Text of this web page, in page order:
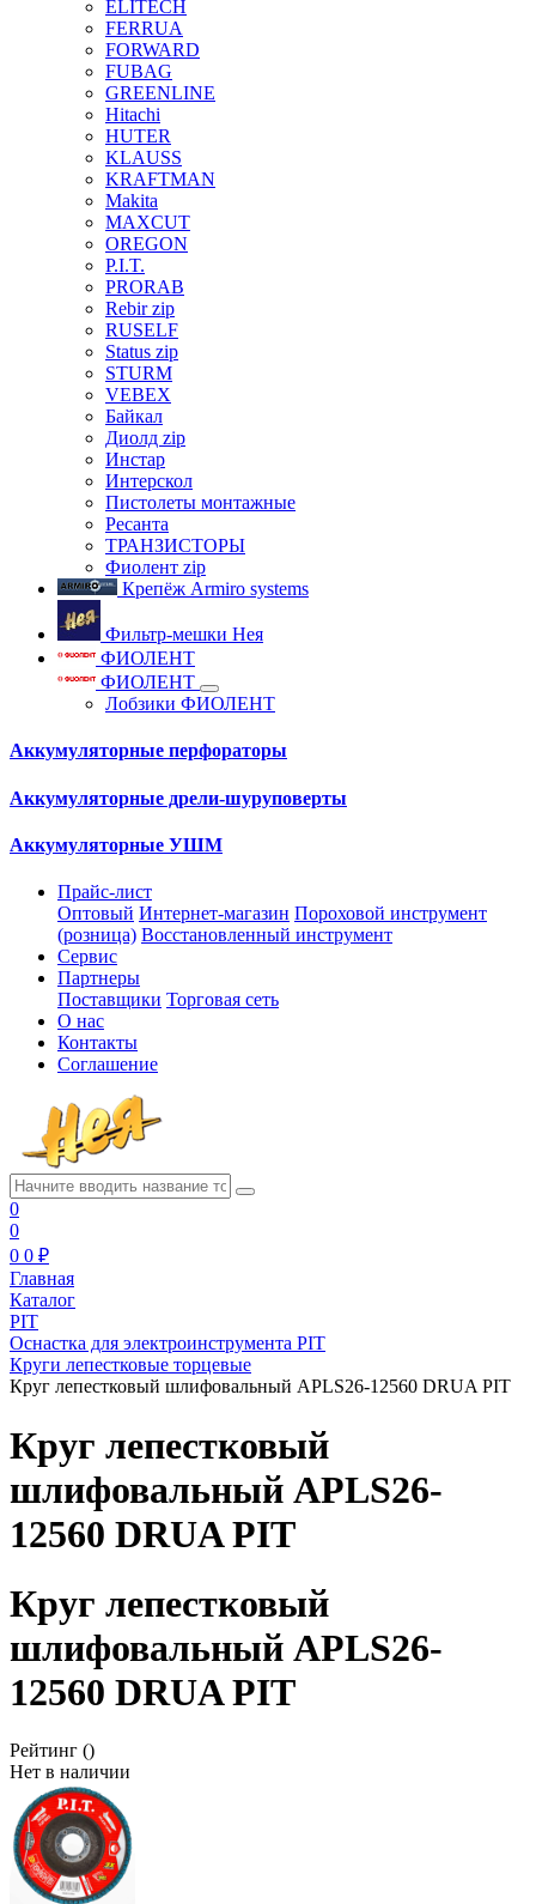
ELITECH
FERRUA
FORWARD
FUBAG
GREENLINE
Hitachi
HUTER
KLAUSS
KRAFTMAN
Makita
MAXCUT
OREGON
P.I.T.
PRORAB
Rebir zip
RUSELF
Status zip
STURM
VEBEX
Байкал
Диолд zip
Инстар
Интерскол
Пистолеты монтажные
Ресанта
ТРАНЗИСТОРЫ
Фиолент zip
Крепёж Armiro systems
Фильтр-мешки Нея
ФИОЛЕНТ
ФИОЛЕНТ
Лобзики ФИОЛЕНТ
Аккумуляторные перфораторы
Аккумуляторные дрели-шуруповерты
Аккумуляторные УШМ
Прайс-лист
Оптовый Интернет-магазин Пороховой инструмент
(розница) Восстановленный инструмент
Сервис
Партнеры
Поставщики Торговая сеть
О нас
Контакты
Соглашение
0
0
0 0 ₽
Главная
Каталог
PIT
Оснастка для электроинструмента PIT
Круги лепестковые торцевые
Круг лепестковый шлифовальный APLS26-12560 DRUA PIT
Круг лепестковый
шлифовальный APLS26-
12560 DRUA PIT
Круг лепестковый
шлифовальный APLS26-
12560 DRUA PIT
Рейтинг ()
Нет в наличии